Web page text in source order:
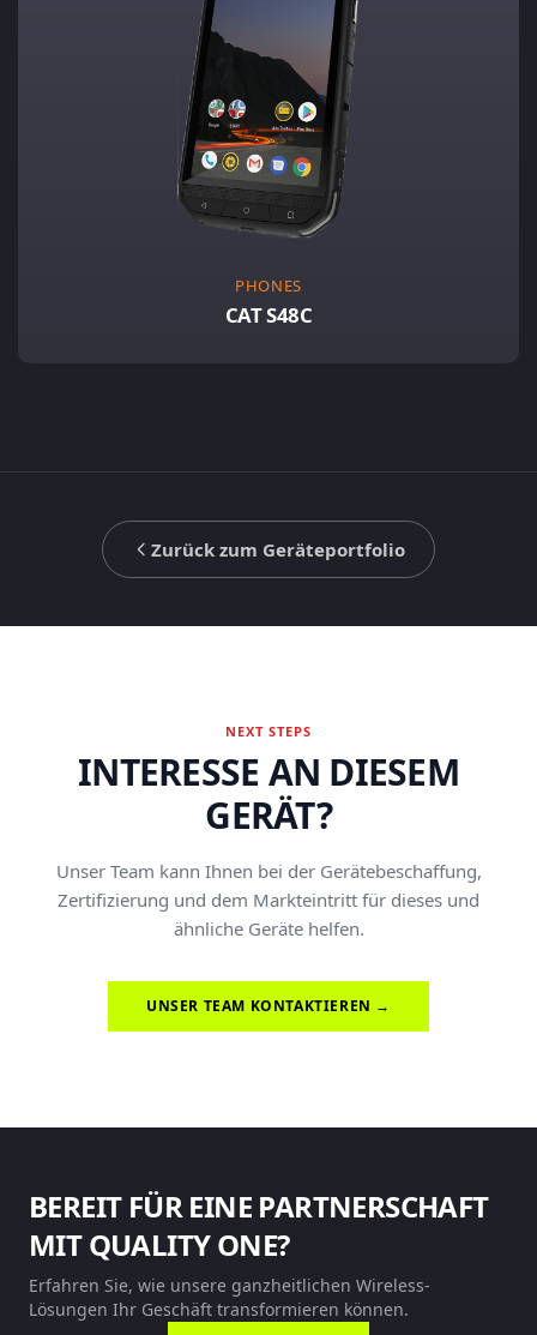
PHONES
CAT S48C
Zurück zum Geräteportfolio
NEXT STEPS
INTERESSE AN DIESEM
GERÄT?
Unser Team kann Ihnen bei der Gerätebeschaffung,
Zertifizierung und dem Markteintritt für dieses und
ähnliche Geräte helfen.
UNSER TEAM KONTAKTIEREN →
BEREIT FÜR EINE PARTNERSCHAFT
MIT QUALITY ONE?
Erfahren Sie, wie unsere ganzheitlichen Wireless-
Lösungen Ihr Geschäft transformieren können.